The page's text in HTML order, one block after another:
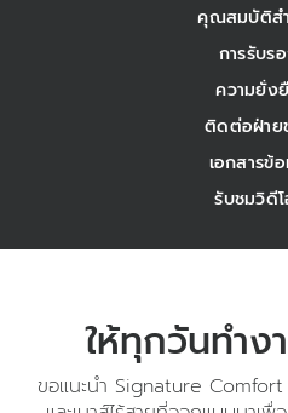
คุณสมบัติส
การรับร
ความยั่ง
ติดต่อฝ่าย
เอกสารข้
รับชมวิดี
ให้ทุกวันทำง
ขอแนะนำ Signature